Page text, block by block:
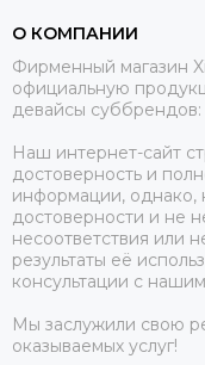
О КОМПАНИИ
Фирменный магазин
официальную
девайсы суббрендов:
Наш интернет-сайт
достоверность и
информации, однако,
достоверности и не
несоответствия или
результаты её
консультации с
Мы заслужили свою
оказываемых услуг!